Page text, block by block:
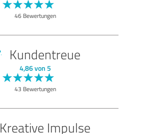
46 Bewertungen
Kundentreue
4,86 von 5
43 Bewertungen
Kreative Impulse